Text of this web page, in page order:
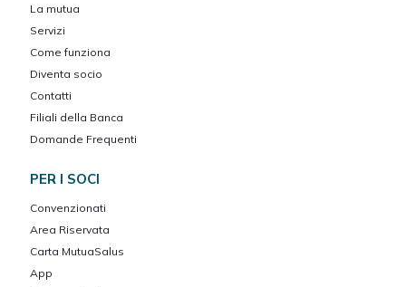
La mutua
Servizi
Come funziona
Diventa socio
Contatti
Filiali della Banca
Domande Frequenti
PER I SOCI
Convenzionati
Area Riservata
Carta MutuaSalus
App